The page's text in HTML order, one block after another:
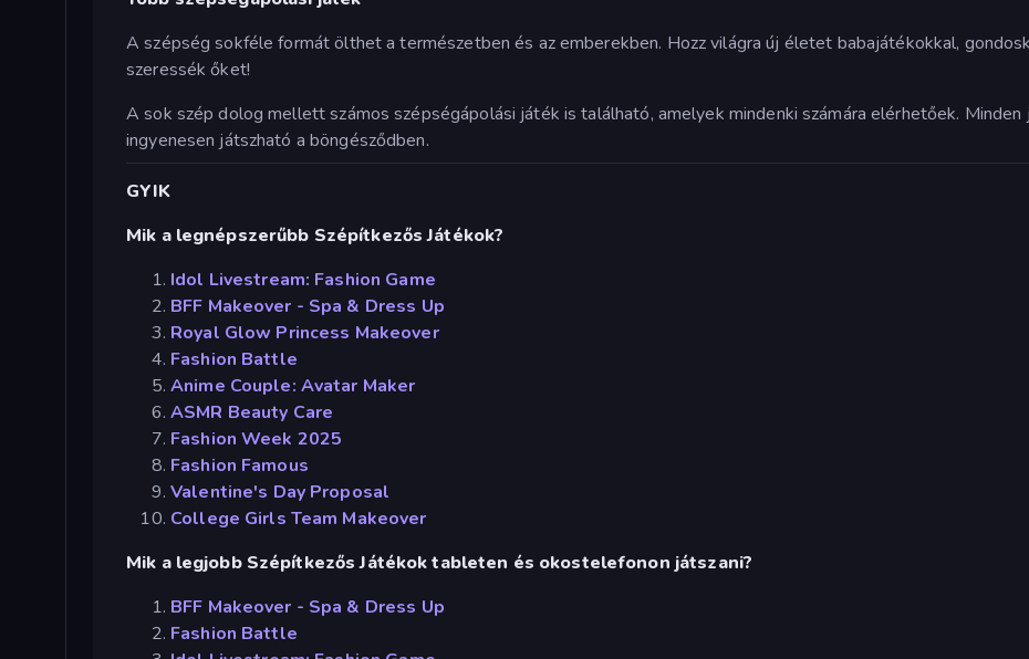
A szépség sokféle formát ölthet a természetben és az emberekben. Hozz világra új életet babajátékokkal,
szeressék őket!
A sok szép dolog mellett számos szépségápolási játék is található, amelyek mindenki számára elérhetőek.
ingyenesen játszható a böngésződben.
GYIK
Mik a legnépszerűbb Szépítkezős Játékok?
Idol Livestream: Fashion Game
BFF Makeover - Spa & Dress Up
Royal Glow Princess Makeover
Fashion Battle
Anime Couple: Avatar Maker
ASMR Beauty Care
Fashion Week 2025
Fashion Famous
Valentine's Day Proposal
College Girls Team Makeover
Mik a legjobb Szépítkezős Játékok tableten és okostelefonon játszani?
BFF Makeover - Spa & Dress Up
Fashion Battle